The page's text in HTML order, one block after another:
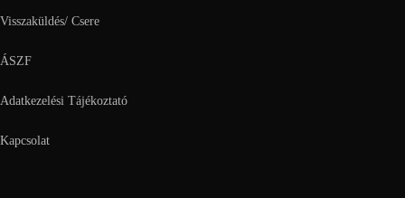
Visszaküldés/ Csere
ÁSZF
Adatkezelési Tájékoztató
Kapcsolat